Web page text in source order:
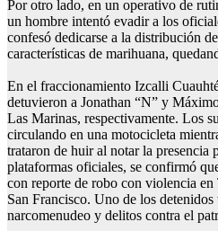
Por otro lado, en un operativo de
un hombre intentó evadir a los
confesó dedicarse a la distribución
características de marihuana,
En el fraccionamiento Izcalli
detuvieron a Jonathan “N” y
Las Marinas, respectivamente. Los
circulando en una motocicleta
trataron de huir al notar la presencia
plataformas oficiales, se confirmó
con reporte de robo con violencia
San Francisco. Uno de los detenidos
narcomenudeo y delitos contra el